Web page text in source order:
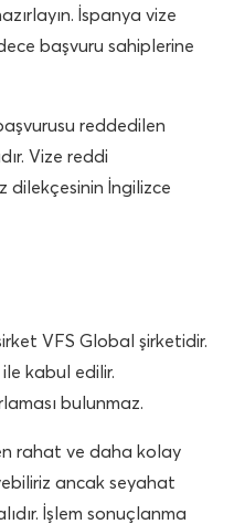
İspanya vize
başvuru sahiplerine
reddedilen
Vize reddi
dilekçesinin İngilizce
VFS Global şirketidir.
kabul edilir.
bulunmaz.
rahat ve daha kolay
ancak seyahat
İşlem sonuçlanma